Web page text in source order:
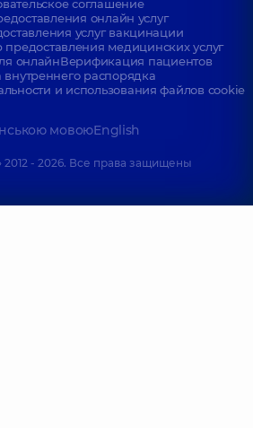
соглашение
онлайн услуг
услуг вакцинации
медицинских услуг
онлайнВерификация пациентов
распорядка
и использования файлов cookie
мовоюEnglish
- 2026. Все права защищены